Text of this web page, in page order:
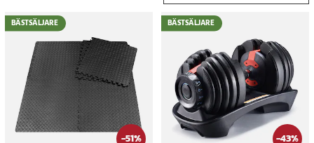
Ett träningsrum eller ett litet hemmagym är ett mycket bra sätt
att spara pengar och för träning på sina egna villkor. Men det finns
några saker att tänka på när du väljer redskap för ditt multigym, så
här kommer några tips:
-51%
BÄSTSÄLJARE
-43%
BÄSTSÄLJARE